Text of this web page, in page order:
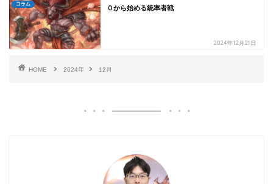
コラム
０から始める統率者戦
2024年12月21日
HOME 2024年 12月